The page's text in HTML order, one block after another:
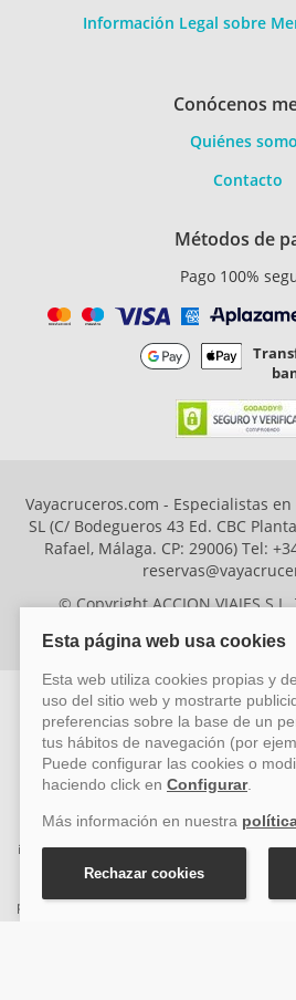
Información Legal sobre
Conócenos
Quiénes
Contacto
Métodos de
Pago 100%
Vayacruceros.com - Especialistas
SL (C/ Bodegueros 43 Ed. CBC
Rafael, Málaga. CP: 29006) Tel:
© Copyright ACCION VIAJES
ACCION VIAJES SL ha sido beneficiaria del
Regional (FEDER), cuyo objetivo es mejorar
mediante el impulso de la innovación, el
investigación de calidad y el uso seguro y
esta financiación, la empresa ha puesto
durante el año 2026 para reforzar su
promoviendo la innovación y la